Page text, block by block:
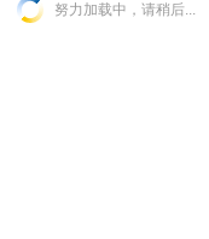
努力加载中，请稍后...